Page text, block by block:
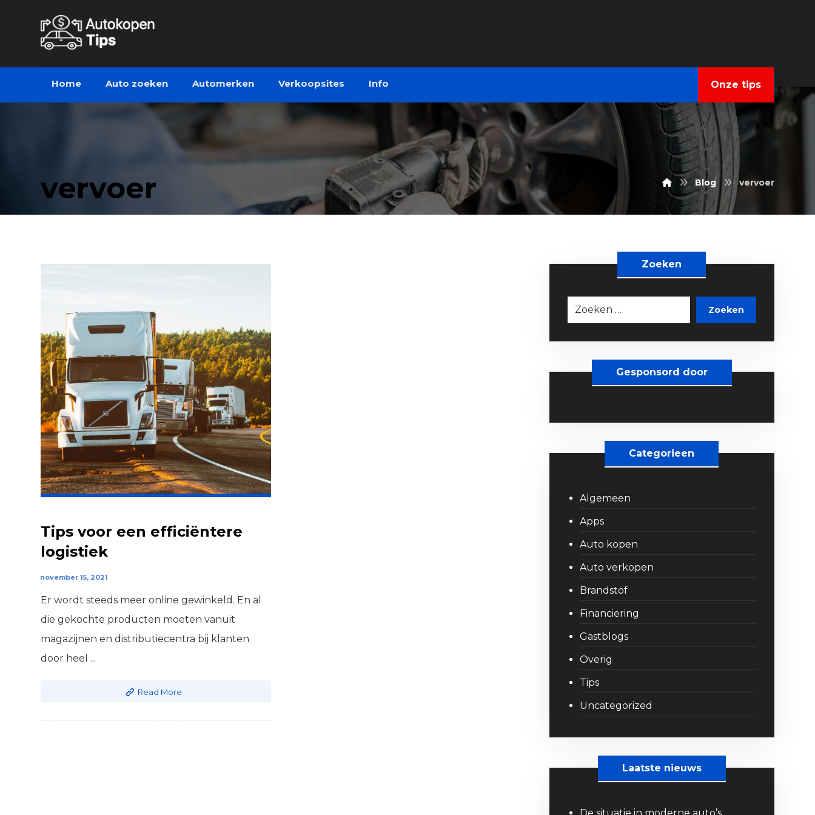
Home Auto zoeken Automerken Verkoopsites Info Onze tips
vervoer Blog vervoer
Tips voor een efficiëntere
logistiek
november 15, 2021
Er wordt steeds meer online gewinkeld. En al
die gekochte producten moeten vanuit
magazijnen en distributiecentra bij klanten
door heel ...
Read More
Zoeken
Zoeken
Gesponsord door
Categorieen
Algemeen
Apps
Auto kopen
Auto verkopen
Brandstof
Financiering
Gastblogs
Overig
Tips
Uncategorized
Laatste nieuws